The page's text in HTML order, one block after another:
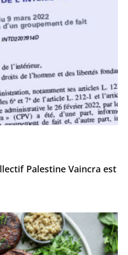
Palestine Vaincra est